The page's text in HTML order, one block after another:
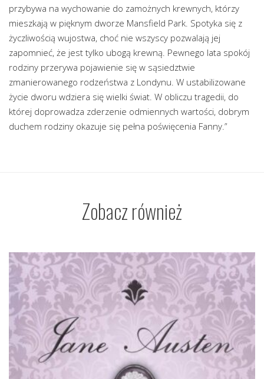
przybywa na wychowanie do zamożnych krewnych, którzy
mieszkają w pięknym dworze Mansfield Park. Spotyka się z
życzliwością wujostwa, choć nie wszyscy pozwalają jej
zapomnieć, że jest tylko ubogą krewną. Pewnego lata spokój
rodziny przerywa pojawienie się w sąsiedztwie
zmanierowanego rodzeństwa z Londynu. W ustabilizowane
życie dworu wdziera się wielki świat. W obliczu tragedii, do
której doprowadza zderzenie odmiennych wartości, dobrym
duchem rodziny okazuje się pełna poświęcenia Fanny.”
Zobacz również